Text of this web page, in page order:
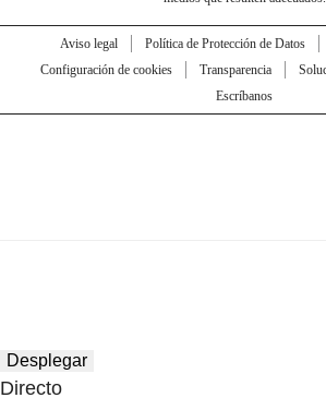
Aviso legal Política de Protección de Datos
Configuración de cookies
Transparencia
Escríbanos
Desplegar
Directo